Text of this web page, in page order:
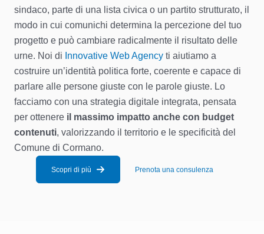
sindaco, parte di una lista civica o un partito strutturato, il
modo in cui comunichi determina la percezione del tuo
progetto e può cambiare radicalmente il risultato delle
urne. Noi di Innovative Web Agency ti aiutiamo a
costruire un’identità politica forte, coerente e capace di
parlare alle persone giuste con le parole giuste. Lo
facciamo con una strategia digitale integrata, pensata
per ottenere il massimo impatto anche con budget
contenuti, valorizzando il territorio e le specificità del
Comune di Cormano.
Scopri di più Prenota una consulenza